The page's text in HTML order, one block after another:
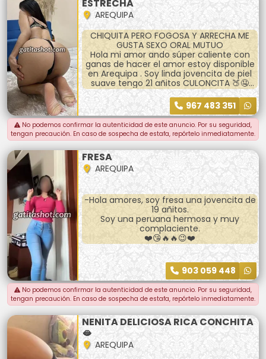
ESTRECHA
AREQUIPA
CHIQUITA PERO FOGOSA Y ARRECHA ME
GUSTA SEXO ORAL MUTUO
Hola mi amor ando súper caliente con
ganas de hacer el amor estoy disponible
en Arequipa . Soy linda jovencita de piel
suave tengo 21 añitos CULONCITA 🍑🤤
Amor te espero para que me goses
completamente doy besos apasionados
me dejo acariciar todo el cuerpo me
puedes hacer la sopita
967 483 351
No podemos confirmar la autenticidad de este anuncio. Por su seguridad,
tengan precaución. En caso de sospecha de estafa, repórtelo inmediatamente.
FRESA
AREQUIPA
-Hola amores, soy fresa una jovencita de
19 añitos.
Soy una peruana hermosa y muy
complaciente.
❤️😘🔥🔥😉❤️
903 059 448
No podemos confirmar la autenticidad de este anuncio. Por su seguridad,
tengan precaución. En caso de sospecha de estafa, repórtelo inmediatamente.
NENITA DELICIOSA RICA CONCHITA
🫦
AREQUIPA